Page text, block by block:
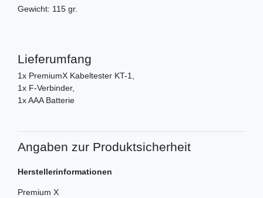
Gewicht: 115 gr.
Lieferumfang
1x PremiumX Kabeltester KT-1,
1x F-Verbinder,
1x AAA Batterie
Angaben zur Produktsicherheit
Herstellerinformationen
Premium X